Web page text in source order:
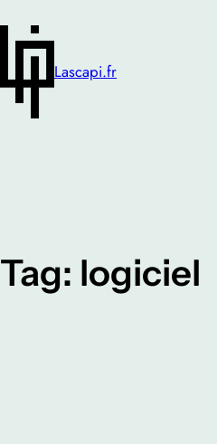
Lascapi.fr
Tag: logiciel